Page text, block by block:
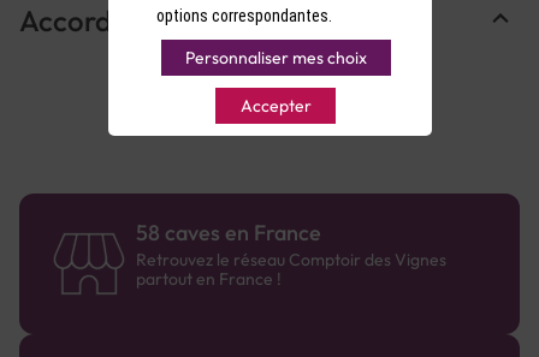
Accords Mets & Vins
58 caves en France
Retrouvez le réseau Comptoir des Vignes
partout en France !
options correspondantes.
Personnaliser mes choix
Accepter